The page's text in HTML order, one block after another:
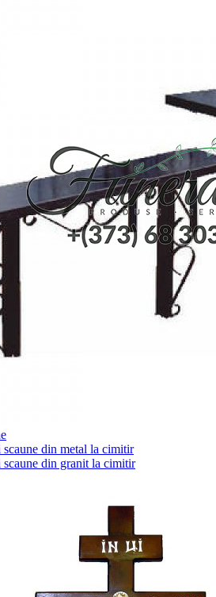
scaune din metal la cimitir
scaune din granit la cimitir